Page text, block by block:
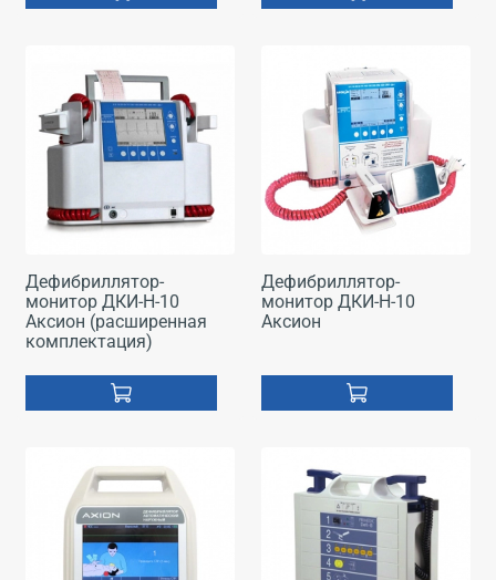
Дефибриллятор-
монитор ДКИ-Н-10
Аксион (расширенная
комплектация)
Дефибриллятор-
монитор ДКИ-Н-10
Аксион